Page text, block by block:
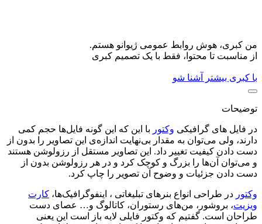
من کبری، هوش روابط عمومی ژیوانو هستم.
از مناسبت تا محتوا، فقط با یک تصمیم کبری
با کبری بیشتر آشنا شو
توضیحات
در فایل های گرافیکی وکتور با این که این گونه فایل‌ها حجم کمی
دارند، ولی می‌توان به مقدار بی‌نهایت اندازه‌ی این تصاویر را بدون از
دست دادن کیفیت تغییر داد. این تصاویر مستقل از رزولوشن هستند
و می‌توان آن‌ها را بزرگ و کوچک کرد و در هر رزولوشن بدون از
دست دادن جزئیات و وضوح آن تصویر را چاپ کرد.
وکتور در طراحی انواع بنرهای تبلیغاتی ، اینفوگرافیک‌ها، کارت
ویزیت‌، بروشور‌، من‌های رستوران‌، کاتالوگ و… عصای دست
طراحان است. گفتیم که وکتور فایلی لایه باز است این یعنی